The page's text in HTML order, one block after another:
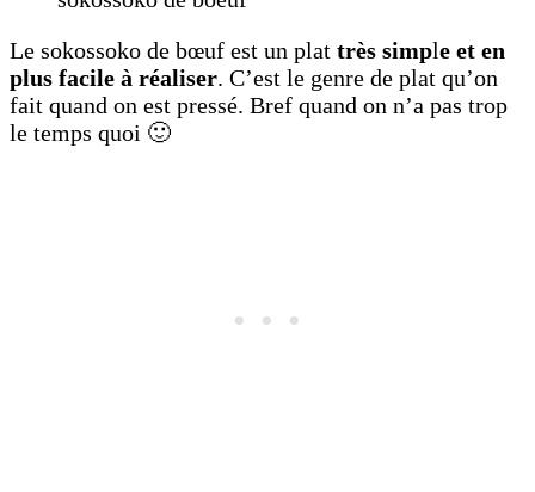
Le sokossoko de bœuf est un plat très simple et en
plus facile à réaliser. C’est le genre de plat qu’on
fait quand on est pressé. Bref quand on n’a pas trop
le temps quoi 🙂